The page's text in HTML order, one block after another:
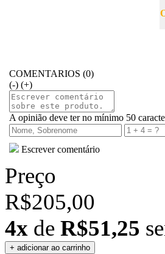
COMENTARIOS (0)
(-) (+)
A opinião deve ter no mínimo 50
Escrever comentário
Preço
R$205,00
4x de R$51,25